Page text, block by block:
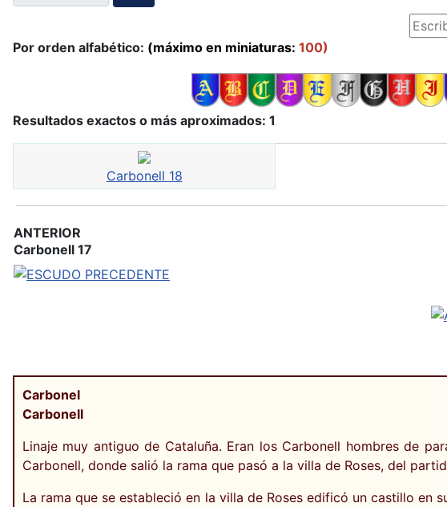
Por orden alfabético: (máximo en miniaturas: 100)
Resultados exactos o más aproximados: 1
Carbonell 18
ANTERIOR
Carbonell 17
Carbonel
Carbonell
Linaje muy antiguo de Cataluña. Eran los Carbonell hombres de
Carbonell, donde salió la rama que pasó a la villa de Roses, del
La rama que se estableció en la villa de Roses edificó un castillo en